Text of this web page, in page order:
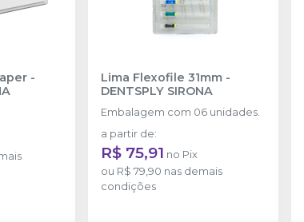
-
Lima Flexofile 31mm -
DENTSPLY SIRONA
Embalagem com 06 unidades.
a partir de:
R$ 75,91 no Pix
ou R$ 79,90 nas demais
condições